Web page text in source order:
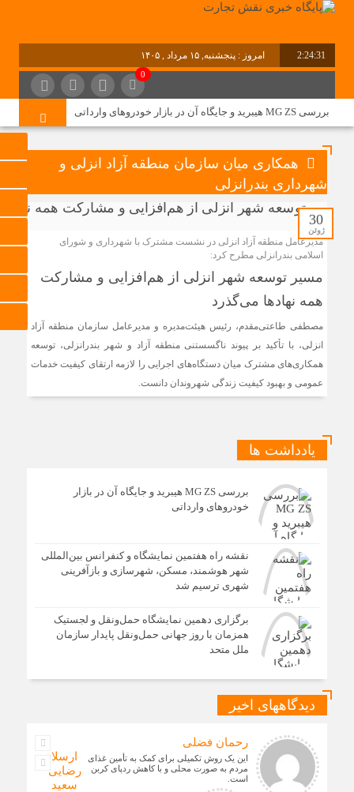
2:24:31 امروز : پنجشنبه, ۱۵ مرداد , ۱۴۰۵
0
بررسی MG ZS هیبرید و جایگاه آن در بازار خودروهای وارداتی
نقشه راه هفتمین نمایشگاه و کنفرانس بین‌المللی شهر
هوشمند، مسکن، شهرسازی و بازآفرینی شهری ترسیم شد
برگزاری دهمین نمایشگاه حمل‌ونقل و لجستیک همزمان با روز
جهانی حمل‌ونقل پایدار سازمان ملل متحد
ترکیه و عراق قرارداد خط لوله انتقال نفت را امضا کردند
«سی‌ان‌جی» کلید امنیت معیشتی خانوارها
جزئیات تازه از اصلاح قیمت بنزین
تولید نفت اعضای اوپک پلاس روی کاغذ افزایش یافت
آغاز اجرای طرح تخصیص یارانه سوخت از طریق کارت‌های
بانکی
همکاری میان سازمان منطقه آزاد انزلی و
شهرداری بندرانزلی
30
ژوئن
مدیرعامل منطقه آزاد انزلی در نشست مشترک با شهرداری و شورای
اسلامی بندرانزلی مطرح کرد:
مسیر توسعه شهر انزلی از هم‌افزایی و مشاركت
همه نهادها می‌گذرد
مصطفی طاعتی‌مقدم، رئیس هیئت‌مدیره و مدیرعامل سازمان منطقه آزاد
انزلی، با تأکید بر پیوند ناگسستنی منطقه آزاد و شهر بندرانزلی، توسعه
همکاری‌های مشترک میان دستگاه‌های اجرایی را لازمه ارتقای کیفیت خدمات
عمومی و بهبود کیفیت زندگی شهروندان دانست.
یادداشت ها
بررسی MG ZS هیبرید و جایگاه آن در بازار
خودروهای وارداتی
نقشه راه هفتمین نمایشگاه و کنفرانس بین‌المللی
شهر هوشمند، مسکن، شهرسازی و بازآفرینی
شهری ترسیم شد
برگزاری دهمین نمایشگاه حمل‌ونقل و لجستیک
همزمان با روز جهانی حمل‌ونقل پایدار سازمان
ملل متحد
دیدگاههای اخیر
رحمان فضلی
این یک روش تکمیلی برای کمک به تأمین غذای
مردم به صورت محلی و با کاهش ردپای کربن
است.
ارسلان
رضایی
سعید